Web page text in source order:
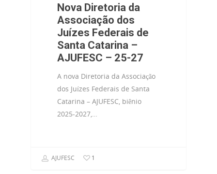
Nova Diretoria da
Associação dos
Juízes Federais de
Santa Catarina –
AJUFESC – 25-27
A nova Diretoria da Associação
dos Juízes Federais de Santa
Catarina – AJUFESC, biênio
2025-2027,…
AJUFESC 1